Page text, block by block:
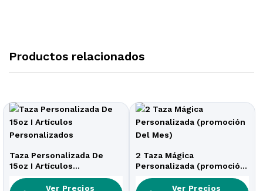
Productos relacionados
Taza Personalizada De
15oz I Artículos
Personalizados
Ver Precios
2 Taza Mágica
Personalizada (promoción
Del Mes)
Ver Precios